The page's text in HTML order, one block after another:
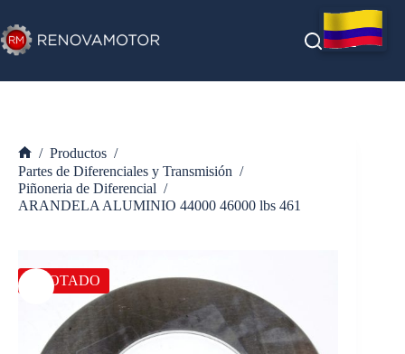
al
contenido
Inicio
/ Productos /
Partes de Diferenciales y Transmisión /
Piñoneria de Diferencial /
ARANDELA ALUMINIO 44000 46000 lbs 461
AGOTADO